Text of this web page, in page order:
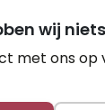
wij
met ons op